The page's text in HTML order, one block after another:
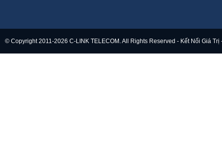
© Copyright 2011-2026 C-LINK TELECOM. All Rights Reserved - Kết Nối Giá